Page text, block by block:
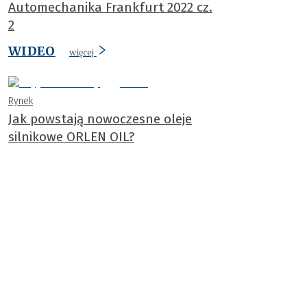
Automechanika Frankfurt 2022 cz.
2
WIDEO
więcej
Rynek
Jak powstają nowoczesne oleje
silnikowe ORLEN OIL?